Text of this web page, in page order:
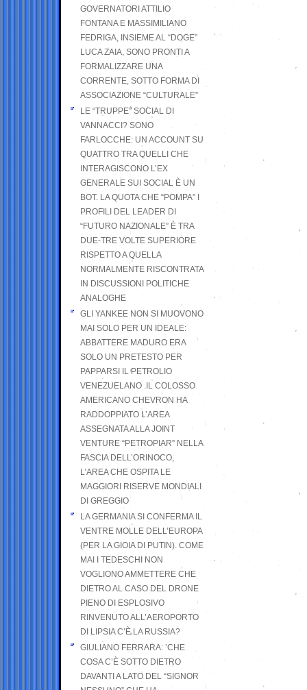
GOVERNATORI ATTILIO
FONTANA E MASSIMILIANO
FEDRIGA, INSIEME AL “DOGE”
LUCA ZAIA, SONO PRONTI A
FORMALIZZARE UNA
CORRENTE, SOTTO FORMA DI
ASSOCIAZIONE “CULTURALE”
LE “TRUPPE” SOCIAL DI
VANNACCI? SONO
FARLOCCHE: UN ACCOUNT SU
QUATTRO TRA QUELLI CHE
INTERAGISCONO L’EX
GENERALE SUI SOCIAL È UN
BOT. LA QUOTA CHE “POMPA” I
PROFILI DEL LEADER DI
“FUTURO NAZIONALE” È TRA
DUE-TRE VOLTE SUPERIORE
RISPETTO A QUELLA
NORMALMENTE RISCONTRATA
IN DISCUSSIONI POLITICHE
ANALOGHE
GLI YANKEE NON SI MUOVONO
MAI SOLO PER UN IDEALE:
ABBATTERE MADURO ERA
SOLO UN PRETESTO PER
PAPPARSI IL PETROLIO
VENEZUELANO .IL COLOSSO
AMERICANO CHEVRON HA
RADDOPPIATO L’AREA
ASSEGNATA ALLA JOINT
VENTURE “PETROPIAR” NELLA
FASCIA DELL’ORINOCO,
L’AREA CHE OSPITA LE
MAGGIORI RISERVE MONDIALI
DI GREGGIO
LA GERMANIA SI CONFERMA IL
VENTRE MOLLE DELL’EUROPA
(PER LA GIOIA DI PUTIN). COME
MAI I TEDESCHI NON
VOGLIONO AMMETTERE CHE
DIETRO AL CASO DEL DRONE
PIENO DI ESPLOSIVO
RINVENUTO ALL’AEROPORTO
DI LIPSIA C’È LA RUSSIA?
GIULIANO FERRARA: ’CHE
COSA C’È SOTTO DIETRO
DAVANTI A LATO DEL “SIGNOR